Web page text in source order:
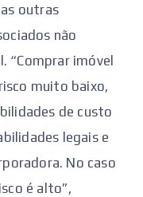
outras
não
“Comprar imóvel
muito baixo,
de custo
legais e
No caso
é alto”,